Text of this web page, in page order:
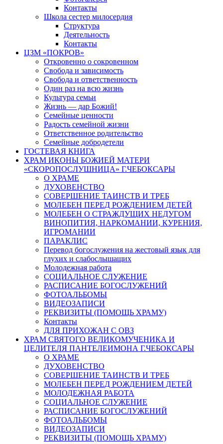
Контакты
Школа сестер милосердия
Структура
Деятельность
Контакты
ЦЗМ «ПОКРОВ»
Откровенно о сокровенном
Свобода и зависимость
Свобода и ответственность
Один раз на всю жизнь
Культура семьи
Жизнь — дар Божий!
Семейные ценности
Радость семейной жизни
Ответственное родительство
Семейные добродетели
ГОСТЕВАЯ КНИГА
ХРАМ ИКОНЫ БОЖИЕЙ МАТЕРИ
«СКОРОПОСЛУШНИЦА» Г.ЧЕБОКСАРЫ
О ХРАМЕ
ДУХОВЕНСТВО
СОВЕРШЕНИЕ ТАИНСТВ И ТРЕБ
МОЛЕБЕН ПЕРЕД РОЖДЕНИЕМ ДЕТЕЙ
МОЛЕБЕН О СТРАЖДУЩИХ НЕДУГОМ
ВИНОПИТИЯ, НАРКОМАНИИ, КУРЕНИЯ,
ИГРОМАНИИ
ПАРАКЛИС
Перевод богослужения на жестовый язык для
глухих и слабослышащих
Молодежная работа
СОЦИАЛЬНОЕ СЛУЖЕНИЕ
РАСПИСАНИЕ БОГОСЛУЖЕНИЙ
ФОТОАЛЬБОМЫ
ВИДЕОЗАПИСИ
РЕКВИЗИТЫ (ПОМОЩЬ ХРАМУ)
Контакты
ДЛЯ ПРИХОЖАН С ОВЗ
ХРАМ СВЯТОГО ВЕЛИКОМУЧЕНИКА И
ЦЕЛИТЕЛЯ ПАНТЕЛЕИМОНА Г.ЧЕБОКСАРЫ
О ХРАМЕ
ДУХОВЕНСТВО
СОВЕРШЕНИЕ ТАИНСТВ И ТРЕБ
МОЛЕБЕН ПЕРЕД РОЖДЕНИЕМ ДЕТЕЙ
МОЛОДЕЖНАЯ РАБОТА
СОЦИАЛЬНОЕ СЛУЖЕНИЕ
РАСПИСАНИЕ БОГОСЛУЖЕНИЙ
ФОТОАЛЬБОМЫ
ВИДЕОЗАПИСИ
РЕКВИЗИТЫ (ПОМОЩЬ ХРАМУ)